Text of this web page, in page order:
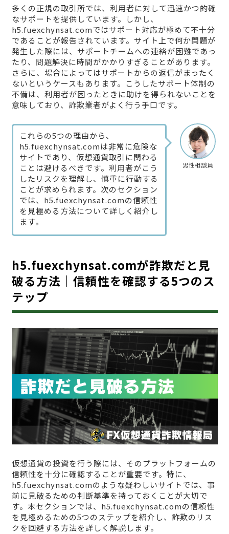
多くの正規の取引所では、利用者に対して迅速かつ的確
なサポートを提供しています。しかし、
h5.fuexchynsat.comではサポート対応が極めて不十分
であることが報告されています。サイト上で何か問題が
発生した際には、サポートチームへの連絡が困難であっ
たり、問題解決に時間がかかりすぎることがあります。
さらに、場合によってはサポートからの返信がまったく
ないというケースもあります。こうしたサポート体制の
不備は、利用者が困ったときに助けを得られないことを
意味しており、詐欺業者がよく行う手口です。
男性相談員
これらの5つの理由から、
h5.fuexchynsat.comは非常に危険な
サイトであり、仮想通貨取引に関わる
ことは避けるべきです。利用者がこう
したリスクを理解し、慎重に行動する
ことが求められます。次のセクション
では、h5.fuexchynsat.comの信頼性
を見極める方法について詳しく紹介し
ます。
h5.fuexchynsat.comが詐欺だと見
破る方法｜信頼性を確認する5つのス
テップ
仮想通貨の投資を行う際には、そのプラットフォームの
信頼性を十分に確認することが重要です。特に、
h5.fuexchynsat.comのような疑わしいサイトでは、事
前に見破るための判断基準を持っておくことが大切で
す。本セクションでは、h5.fuexchynsat.comの信頼性
を見極めるための5つのステップを紹介し、詐欺のリス
クを回避する方法を詳しく解説します。